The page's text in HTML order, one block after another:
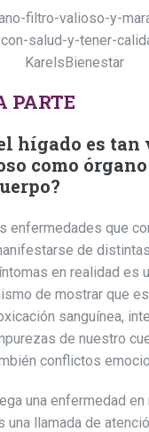
PARTE
hígado es
como
enfermedades que
de
en realidad es
de mostrar que
sanguínea,
de nuestro
conflictos
una enfermedad en
una llamada de